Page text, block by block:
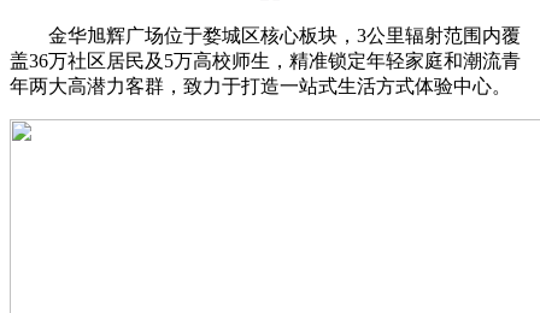
金华旭辉广场位于婺城区核心板块，3公里辐射范围内覆
盖36万社区居民及5万高校师生，精准锁定年轻家庭和潮流青
年两大高潜力客群，致力于打造一站式生活方式体验中心。